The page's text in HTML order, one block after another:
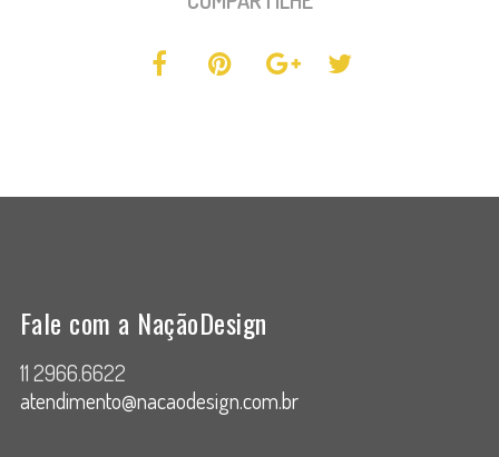
Fale com a NaçãoDesign
11 2966.6622
atendimento@nacaodesign.com.br